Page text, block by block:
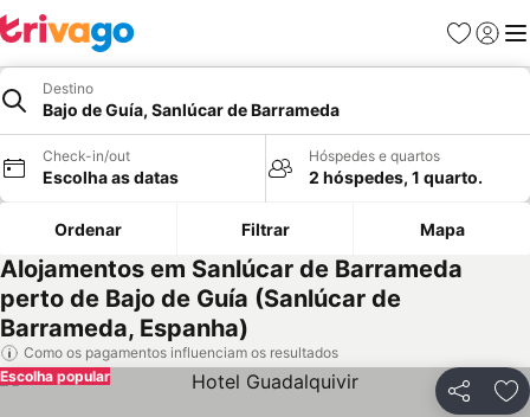
Favoritos
Iniciar
Destino
Bajo de Guía, Sanlúcar de Barrameda
Check-in/out
Escolha as datas
Hóspedes e quartos
2 hóspedes, 1 quarto.
Ordenar Filtrar Mapa
Alojamentos em Sanlúcar de Barrameda
perto de Bajo de Guía (Sanlúcar de
Barrameda, Espanha)
Como os pagamentos influenciam os resultados
Partilhar
Escolha popular